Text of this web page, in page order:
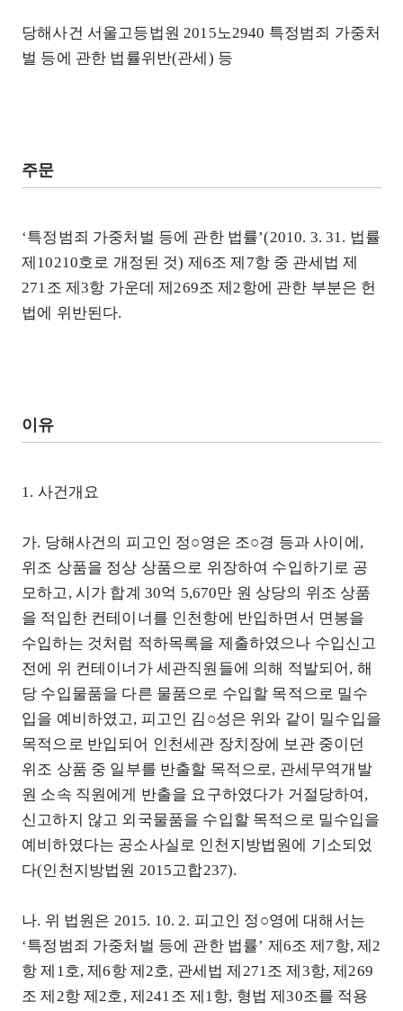
당해사건 서울고등법원 2015노2940 특정범죄 가중처
벌 등에 관한 법률위반(관세) 등
주문
‘특정범죄 가중처벌 등에 관한 법률’(2010. 3. 31. 법률
제10210호로 개정된 것) 제6조 제7항 중 관세법 제
271조 제3항 가운데 제269조 제2항에 관한 부분은 헌
법에 위반된다.
이유
1. 사건개요
가. 당해사건의 피고인 정○영은 조○경 등과 사이에,
위조 상품을 정상 상품으로 위장하여 수입하기로 공
모하고, 시가 합계 30억 5,670만 원 상당의 위조 상품
을 적입한 컨테이너를 인천항에 반입하면서 면봉을
수입하는 것처럼 적하목록을 제출하였으나 수입신고
전에 위 컨테이너가 세관직원들에 의해 적발되어, 해
당 수입물품을 다른 물품으로 수입할 목적으로 밀수
입을 예비하였고, 피고인 김○성은 위와 같이 밀수입을
목적으로 반입되어 인천세관 장치장에 보관 중이던
위조 상품 중 일부를 반출할 목적으로, 관세무역개발
원 소속 직원에게 반출을 요구하였다가 거절당하여,
신고하지 않고 외국물품을 수입할 목적으로 밀수입을
예비하였다는 공소사실로 인천지방법원에 기소되었
다(인천지방법원 2015고합237).
나. 위 법원은 2015. 10. 2. 피고인 정○영에 대해서는
‘특정범죄 가중처벌 등에 관한 법률’ 제6조 제7항, 제2
항 제1호, 제6항 제2호, 관세법 제271조 제3항, 제269
조 제2항 제2호, 제241조 제1항, 형법 제30조를 적용